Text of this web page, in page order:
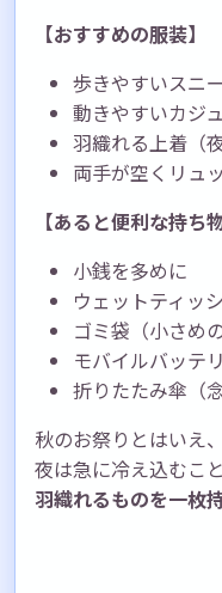
【おすすめの服装】
歩きやすいスニ
動きやすいカジ
羽織れる上着（
両手が空くリュ
【あると便利な持ち物
小銭を多めに
ウェットティッ
ゴミ袋（小さめ
モバイルバッテ
折りたたみ傘（
秋のお祭りとはいえ
夜は急に冷え込むこ
羽織れるものを一枚